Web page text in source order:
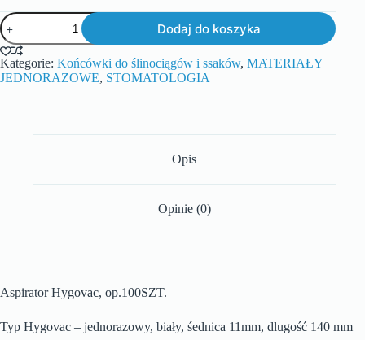
Dodaj do koszyka
Kategorie: Końcówki do ślinociągów i ssaków, MATERIAŁY
JEDNORAZOWE, STOMATOLOGIA
Opis
Opinie (0)
Aspirator Hygovac, op.100SZT.
Typ Hygovac – jednorazowy, biały, śednica 11mm, dlugość 140 mm